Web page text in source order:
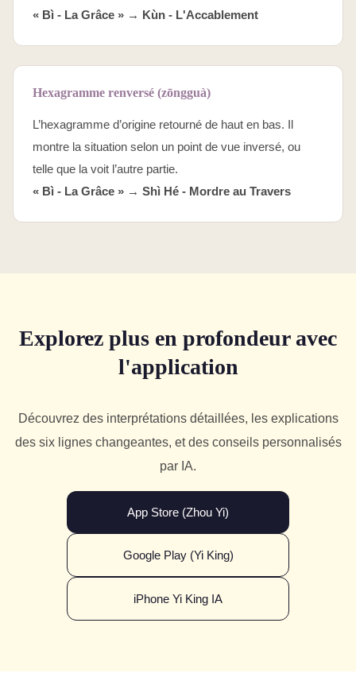
« Bì - La Grâce » → Kùn - L'Accablement
Hexagramme renversé (zōngguà)
L’hexagramme d’origine retourné de haut en bas. Il
montre la situation selon un point de vue inversé, ou
telle que la voit l’autre partie.
« Bì - La Grâce » → Shì Hé - Mordre au Travers
Explorez plus en profondeur avec
l'application
Découvrez des interprétations détaillées, les explications
des six lignes changeantes, et des conseils personnalisés
par IA.
App Store (Zhou Yi)
Google Play (Yi King)
iPhone Yi King IA